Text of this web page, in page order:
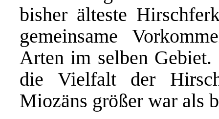
bisher älteste
gemeinsame
Arten im selben Gebiet.
die Vielfalt der
Miozäns größer war als